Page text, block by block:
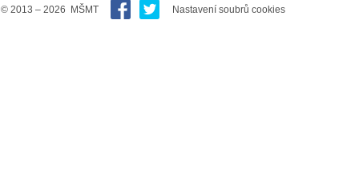
© 2013 – 2026 MŠMT Nastavení soubrů cookies